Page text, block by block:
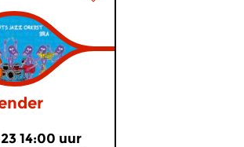
14:00 uur